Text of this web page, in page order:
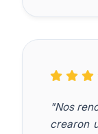
"Nos
crearon